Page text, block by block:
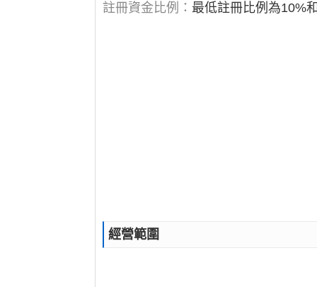
註冊資金比例：最低註冊比例為10%
經營範圍